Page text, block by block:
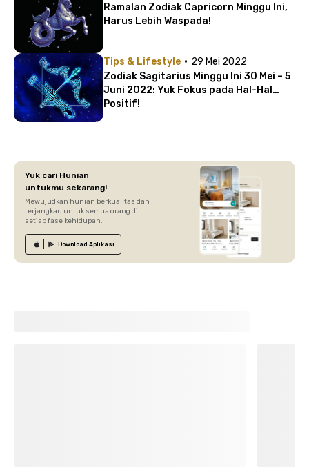
Ramalan Zodiak Capricorn Minggu Ini,
Harus Lebih Waspada!
Tips & Lifestyle · 29 Mei 2022
Zodiak Sagitarius Minggu Ini 30 Mei – 5
Juni 2022: Yuk Fokus pada Hal-Hal
Positif!
Yuk cari Hunian
untukmu sekarang!
Mewujudkan hunian berkualitas dan
terjangkau untuk semua orang di
setiap fase kehidupan.
Download Aplikasi